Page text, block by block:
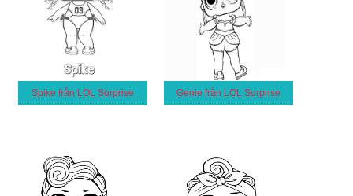
Spike från LOL Surprise Genie från LOL Surprise